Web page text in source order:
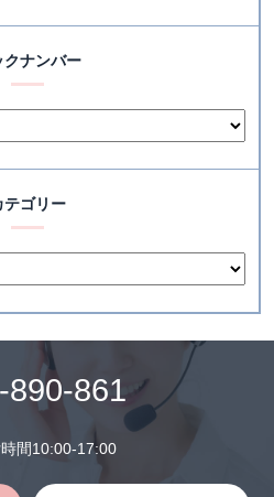
クナンバー
テゴリー
890-861
間10:00-17:00